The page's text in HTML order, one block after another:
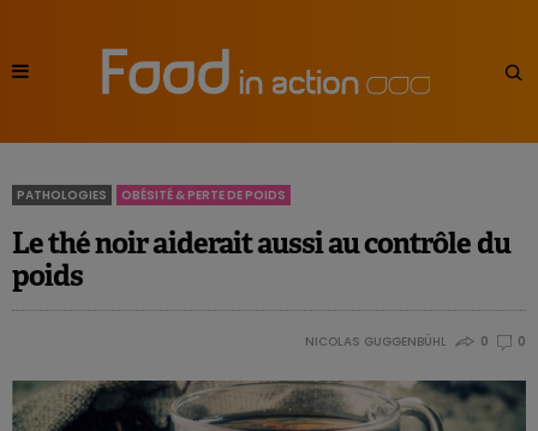
PATHOLOGIES OBÉSITÉ & PERTE DE POIDS
Le thé noir aiderait aussi au contrôle du
poids
NICOLAS GUGGENBÜHL 0 0